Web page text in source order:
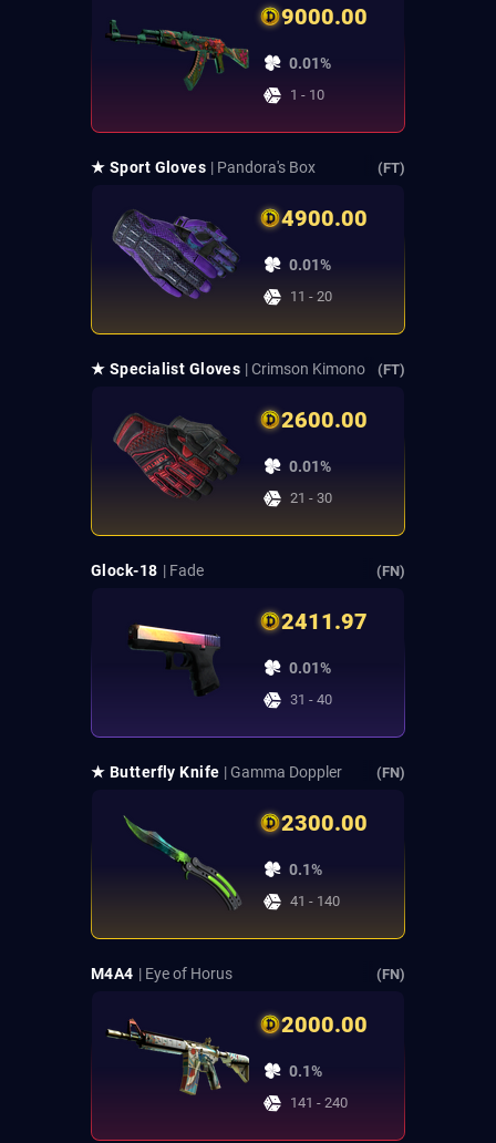
9000.00
0.01%
1 - 10
★ Sport Gloves | Pandora's Box (FT)
4900.00
0.01%
11 - 20
★ Specialist Gloves | Crimson Kimono (FT)
2600.00
0.01%
21 - 30
Glock-18 | Fade (FN)
2411.97
0.01%
31 - 40
★ Butterfly Knife | Gamma Doppler (FN)
2300.00
0.1%
41 - 140
M4A4 | Eye of Horus (FN)
2000.00
0.1%
141 - 240